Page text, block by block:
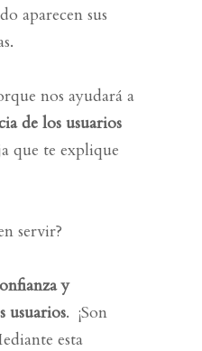
aparecen sus
nos ayudará a
de los usuarios
que te explique
servir?
y
usuarios. ¡Son
esta